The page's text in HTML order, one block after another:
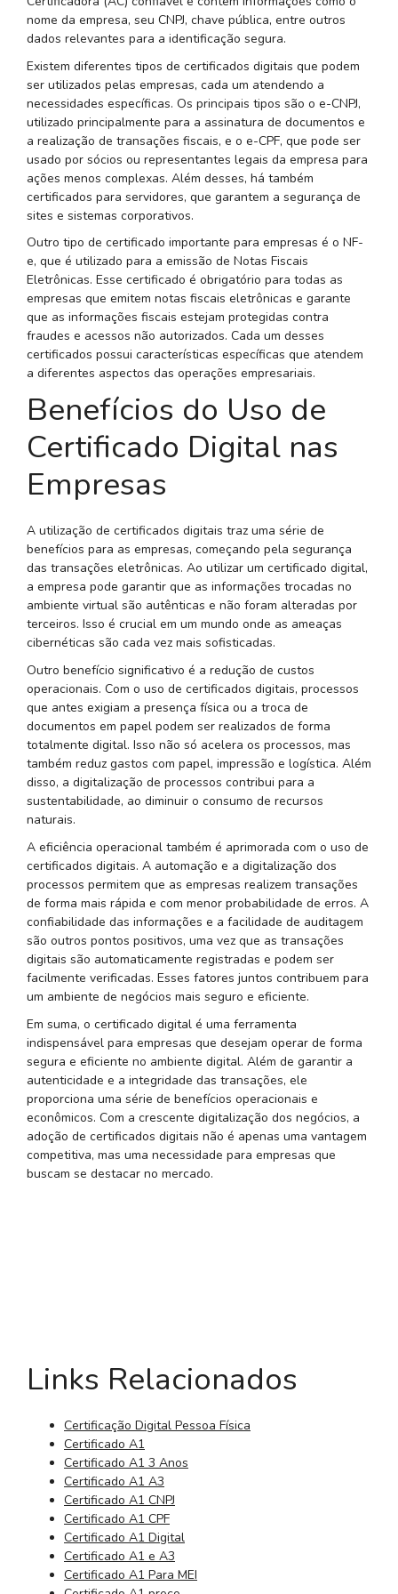
nome da empresa, seu CNPJ, chave pública, entre outros
dados relevantes para a identificação segura.
Existem diferentes tipos de certificados digitais que podem
ser utilizados pelas empresas, cada um atendendo a
necessidades específicas. Os principais tipos são o e-CNPJ,
utilizado principalmente para a assinatura de documentos e
a realização de transações fiscais, e o e-CPF, que pode ser
usado por sócios ou representantes legais da empresa para
ações menos complexas. Além desses, há também
certificados para servidores, que garantem a segurança de
sites e sistemas corporativos.
Outro tipo de certificado importante para empresas é o NF-
e, que é utilizado para a emissão de Notas Fiscais
Eletrônicas. Esse certificado é obrigatório para todas as
empresas que emitem notas fiscais eletrônicas e garante
que as informações fiscais estejam protegidas contra
fraudes e acessos não autorizados. Cada um desses
certificados possui características específicas que atendem
a diferentes aspectos das operações empresariais.
Benefícios do Uso de
Certificado Digital nas
Empresas
A utilização de certificados digitais traz uma série de
benefícios para as empresas, começando pela segurança
das transações eletrônicas. Ao utilizar um certificado digital,
a empresa pode garantir que as informações trocadas no
ambiente virtual são autênticas e não foram alteradas por
terceiros. Isso é crucial em um mundo onde as ameaças
cibernéticas são cada vez mais sofisticadas.
Outro benefício significativo é a redução de custos
operacionais. Com o uso de certificados digitais, processos
que antes exigiam a presença física ou a troca de
documentos em papel podem ser realizados de forma
totalmente digital. Isso não só acelera os processos, mas
também reduz gastos com papel, impressão e logística. Além
disso, a digitalização de processos contribui para a
sustentabilidade, ao diminuir o consumo de recursos
naturais.
A eficiência operacional também é aprimorada com o uso de
certificados digitais. A automação e a digitalização dos
processos permitem que as empresas realizem transações
de forma mais rápida e com menor probabilidade de erros. A
confiabilidade das informações e a facilidade de auditagem
são outros pontos positivos, uma vez que as transações
digitais são automaticamente registradas e podem ser
facilmente verificadas. Esses fatores juntos contribuem para
um ambiente de negócios mais seguro e eficiente.
Em suma, o certificado digital é uma ferramenta
indispensável para empresas que desejam operar de forma
segura e eficiente no ambiente digital. Além de garantir a
autenticidade e a integridade das transações, ele
proporciona uma série de benefícios operacionais e
econômicos. Com a crescente digitalização dos negócios, a
adoção de certificados digitais não é apenas uma vantagem
competitiva, mas uma necessidade para empresas que
buscam se destacar no mercado.
Links Relacionados
Certificação Digital Pessoa Física
Certificado A1
Certificado A1 3 Anos
Certificado A1 A3
Certificado A1 CNPJ
Certificado A1 CPF
Certificado A1 Digital
Certificado A1 e A3
Certificado A1 Para MEI